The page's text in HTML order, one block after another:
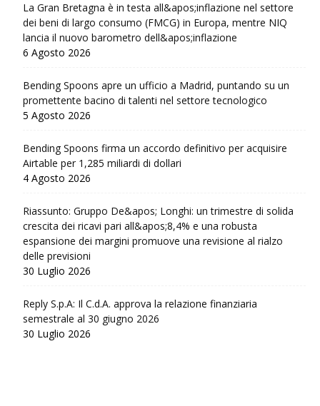
La Gran Bretagna è in testa all&apos;inflazione nel settore
dei beni di largo consumo (FMCG) in Europa, mentre NIQ
lancia il nuovo barometro dell&apos;inflazione
6 Agosto 2026
Bending Spoons apre un ufficio a Madrid, puntando su un
promettente bacino di talenti nel settore tecnologico
5 Agosto 2026
Bending Spoons firma un accordo definitivo per acquisire
Airtable per 1,285 miliardi di dollari
4 Agosto 2026
Riassunto: Gruppo De&apos; Longhi: un trimestre di solida
crescita dei ricavi pari all&apos;8,4% e una robusta
espansione dei margini promuove una revisione al rialzo
delle previsioni
30 Luglio 2026
Reply S.p.A: Il C.d.A. approva la relazione finanziaria
semestrale al 30 giugno 2026
30 Luglio 2026